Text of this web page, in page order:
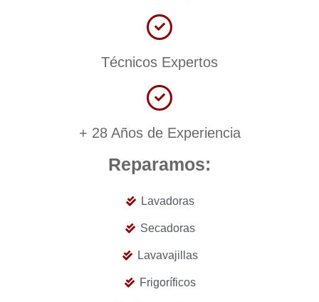
Técnicos Expertos
+ 28 Años de Experiencia
Reparamos:
Lavadoras
Secadoras
Lavavajillas
Frigoríficos